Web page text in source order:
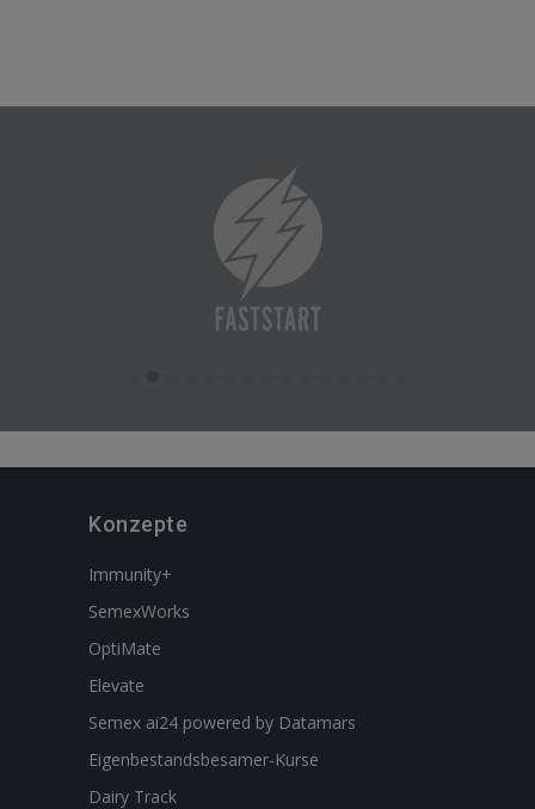
Konzepte
Immunity+
SemexWorks
OptiMate
Elevate
Semex ai24 powered by Datamars
Eigenbestandsbesamer-Kurse
Dairy Track